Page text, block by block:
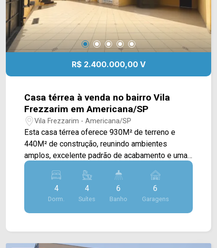
R$ 2.400.000,00 V
Casa térrea à venda no bairro Vila
Frezzarim em Americana/SP
Vila Frezzarim - Americana/SP
Esta casa térrea oferece 930M² de terreno e
440M² de construção, reunindo ambientes
amplos, excelente padrão de acabamento e uma
planta funcional, sendo ideal para quem busca
conforto, sofisticação e exclusividade em uma
localização privilegiada. A área social conta com
uma ampla sala de estar e sala de jantar
integradas, criando um ambiente elegante e
4
Dorm.
4
Suítes
6
Banho
6
Garagens